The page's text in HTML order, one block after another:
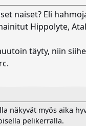
naiset? Eli
Hippolyte,
täyty, niin
näkyvät myös aika
pelikerralla.